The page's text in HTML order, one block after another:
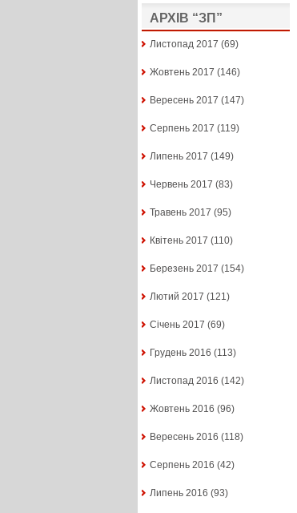
АРХІВ “ЗП”
Листопад 2017 (69)
Жовтень 2017 (146)
Вересень 2017 (147)
Серпень 2017 (119)
Липень 2017 (149)
Червень 2017 (83)
Травень 2017 (95)
Квітень 2017 (110)
Березень 2017 (154)
Лютий 2017 (121)
Січень 2017 (69)
Грудень 2016 (113)
Листопад 2016 (142)
Жовтень 2016 (96)
Вересень 2016 (118)
Серпень 2016 (42)
Липень 2016 (93)